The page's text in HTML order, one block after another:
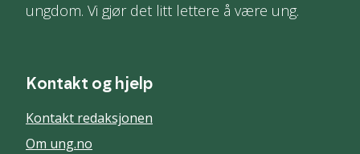
ungdom. Vi gjør det litt lettere å være ung.
Kontakt og hjelp
Kontakt redaksjonen
Om ung.no